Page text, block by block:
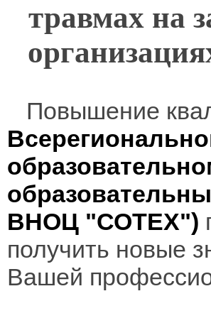
травмах на
Повышение
ВНОЦ "СОТЕХ")
получить новые
Вашей